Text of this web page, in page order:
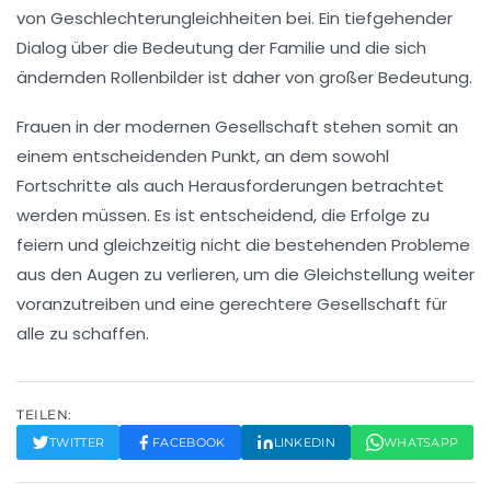
von Geschlechterungleichheiten bei. Ein tiefgehender
Dialog über die Bedeutung der Familie und die sich
ändernden Rollenbilder ist daher von großer Bedeutung.
Frauen in der modernen Gesellschaft stehen somit an
einem entscheidenden Punkt, an dem sowohl
Fortschritte als auch Herausforderungen betrachtet
werden müssen. Es ist entscheidend, die Erfolge zu
feiern und gleichzeitig nicht die bestehenden Probleme
aus den Augen zu verlieren, um die Gleichstellung weiter
voranzutreiben und eine gerechtere Gesellschaft für
alle zu schaffen.
TEILEN:
TWITTER FACEBOOK LINKEDIN WHATSAPP